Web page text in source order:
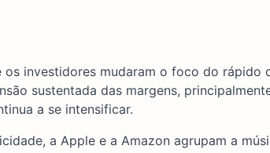
investidores mudaram o foco do rápido
sustentada das margens,
a se intensificar.
a Apple e a Amazon agrupam a